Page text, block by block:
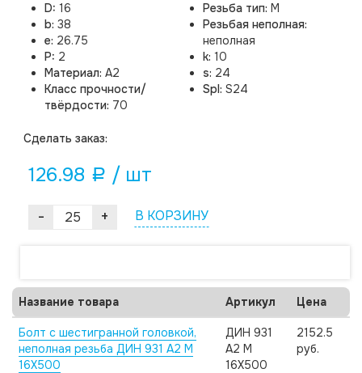
D: 16
b: 38
e: 26.75
P: 2
Материал: A2
Класс прочности/
твёрдости: 70
Резьба тип: M
Резьбая неполная:
неполная
k: 10
s: 24
Spl: S24
Cделать заказ:
126.98 a / шт
- + В КОРЗИНУ
Название товара Артикул Цена
Болт с шестигранной головкой,
неполная резьба ДИН 931 А2 M
16X500
ДИН 931
А2 M
16X500
2152.5
руб.